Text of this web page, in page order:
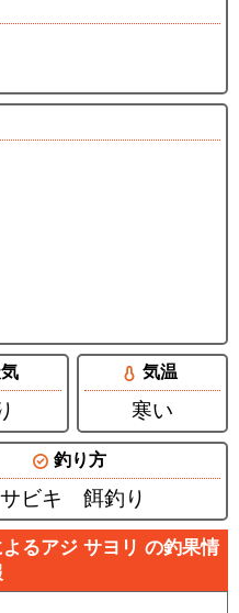
気温
寒い
釣り方
サビキ 餌釣り
るアジ サヨリ の釣果情